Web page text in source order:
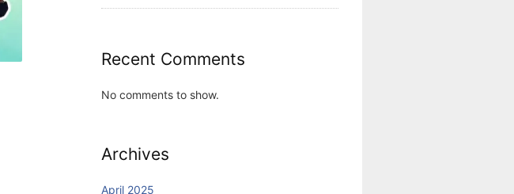
Recent Comments
No comments to show.
Archives
April 2025